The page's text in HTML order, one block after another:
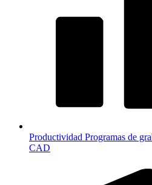
Productividad Programas de
CAD